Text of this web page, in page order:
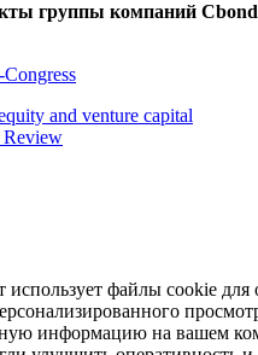
группы компаний
and venture capital
Review
использует файлы cookie для
информацию на вашем